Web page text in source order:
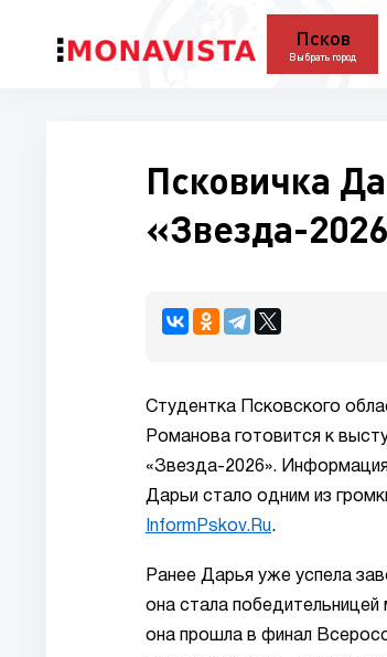
Псков
Выбрать город
Псковичка
«Звезда-
Студентка Псковского
Романова готовится к
«Звезда-2026». Информация
Дарьи стало одним из
InformPskov.Ru .
Ранее Дарья уже успела
она стала
она прошла в финал